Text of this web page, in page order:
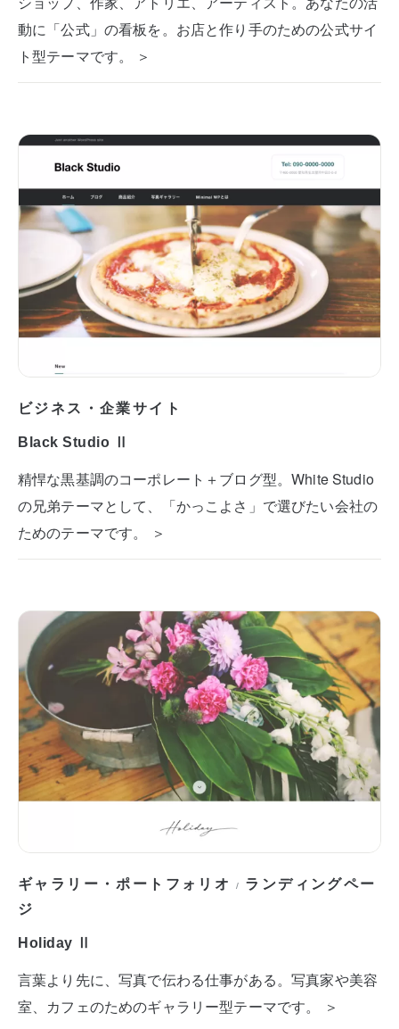
動に「公式」の看板を。お店と作り手のための公式サイ
ト型テーマです。 ＞
ビジネス・企業サイト
Black Studio Ⅱ
精悍な黒基調のコーポレート＋ブログ型。White Studio
の兄弟テーマとして、「かっこよさ」で選びたい会社の
ためのテーマです。 ＞
ギャラリー・ポートフォリオ / ランディングペー
ジ
Holiday Ⅱ
言葉より先に、写真で伝わる仕事がある。写真家や美容
室、カフェのためのギャラリー型テーマです。 ＞